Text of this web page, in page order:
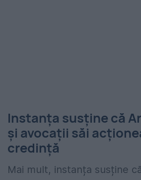
Instanța susține că
și avocații săi
credință
Mai mult, instanța susține